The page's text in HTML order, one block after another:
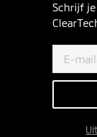
Schrijf